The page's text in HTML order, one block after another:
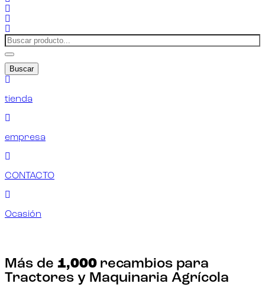
Buscar
tienda
empresa
CONTACTO
Ocasión
Más de 1,000 recambios para
Tractores y Maquinaria Agrícola